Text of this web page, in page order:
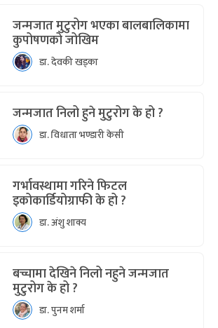
जन्मजात मुटुरोग भएका बालबालिकामा
कुपोषणको जोखिम
डा. देवकी खड्का
जन्मजात निलो हुने मुटुरोग के हो ?
डा. विधाता भण्डारी केसी
गर्भावस्थामा गरिने फिटल
इकोकार्डियोग्राफी के हो ?
डा. अंशु शाक्य
बच्चामा देखिने निलो नहुने जन्मजात
मुटुरोग के हो ?
डा. पुनम शर्मा